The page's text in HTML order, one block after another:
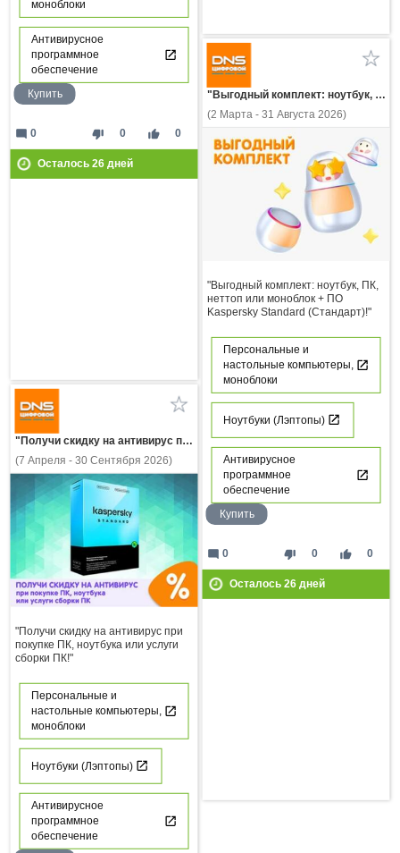
моноблоки
Антивирусное
программное
обеспечение
Купить
thumb_down 0 thumb_up 0
mode_comment 0
Осталось 26дней
"Выгодный комплект: ноутбук, ПК, неттоп или моноблок + ПО Kaspersky Standard (Стандарт)!"
(2 Марта - 31 Августа 2026)
"Выгодный комплект: ноутбук, ПК,
неттоп или моноблок + ПО
Kaspersky Standard (Стандарт)!"
Персональные и
настольные компьютеры,
моноблоки
Ноутбуки (Лэптопы)
Антивирусное
программное
обеспечение
Купить
thumb_down 0 thumb_up 0
mode_comment 0
Осталось 26дней
"Получи скидку на антивирус при покупке ПК, ноутбука или услуги сборки ПК!"
(7 Апреля - 30 Сентября 2026)
"Получи скидку на антивирус при
покупке ПК, ноутбука или услуги
сборки ПК!"
Персональные и
настольные компьютеры,
моноблоки
Ноутбуки (Лэптопы)
Антивирусное
программное
обеспечение